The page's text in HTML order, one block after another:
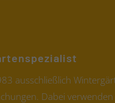
ausschließlich
Dabei